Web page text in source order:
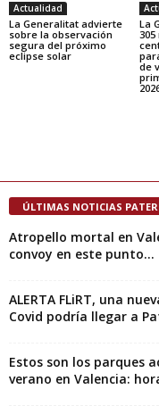
Actualidad
La Generalitat advierte
sobre la observación
segura del próximo
eclipse solar
La
de
ÚLTIMAS NOTICIAS
Atropello mortal en
convoy en este punto...
ALERTA FLiRT, una
Covid podría llegar a
Estos son los parques
verano en Valencia: